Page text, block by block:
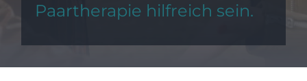
Paartherapie hilfreich sein.